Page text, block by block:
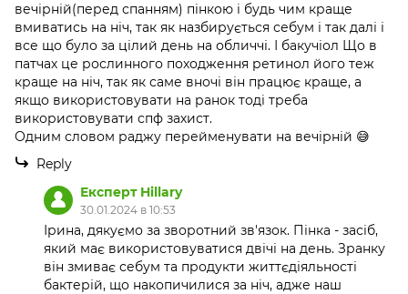
вечірній(перед спанням) пінкою і будь чим краще
вмиватись на ніч, так як назбирується себум і так далі і
все що було за цілий день на обличчі. І бакучіол Що в
патчах це рослинного походження ретинол його теж
краще на ніч, так як саме вночі він працює краще, а
якщо використовувати на ранок тоді треба
використовувати спф захист.
Одним словом раджу перейменувати на вечірній 😅
Reply
Експерт Hillary
30.01.2024 в 10:53
Ірина, дякуємо за зворотний зв'язок. Пінка - засіб,
який має використовуватися двічі на день. Зранку
він змиває себум та продукти життєдіяльності
бактерій, що накопичилися за ніч, адже наш